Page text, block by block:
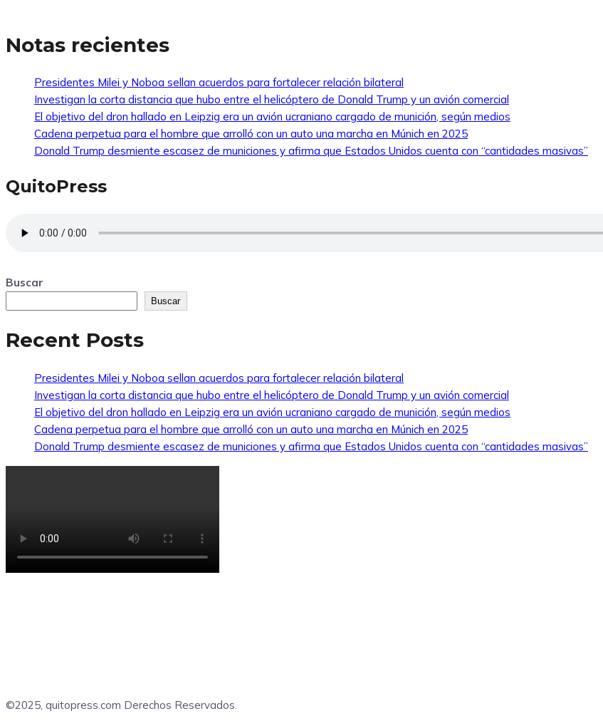
Notas recientes
Presidentes Milei y Noboa sellan acuerdos para fortalecer relación bilateral
Investigan la corta distancia que hubo entre el helicóptero de Donald Trump y un avión comercial
El objetivo del dron hallado en Leipzig era un avión ucraniano cargado de munición, según medios
Cadena perpetua para el hombre que arrolló con un auto una marcha en Múnich en 2025
Donald Trump desmiente escasez de municiones y afirma que Estados Unidos cuenta con “cantidades masivas”
QuitoPress
Buscar
Buscar
Recent Posts
Presidentes Milei y Noboa sellan acuerdos para fortalecer relación bilateral
Investigan la corta distancia que hubo entre el helicóptero de Donald Trump y un avión comercial
El objetivo del dron hallado en Leipzig era un avión ucraniano cargado de munición, según medios
Cadena perpetua para el hombre que arrolló con un auto una marcha en Múnich en 2025
Donald Trump desmiente escasez de municiones y afirma que Estados Unidos cuenta con “cantidades masivas”
©2025, quitopress.com Derechos Reservados.